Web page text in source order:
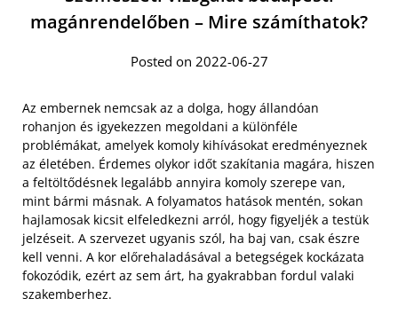
magánrendelőben – Mire számíthatok?
Posted on 2022-06-27
Az embernek nemcsak az a dolga, hogy állandóan
rohanjon és igyekezzen megoldani a különféle
problémákat, amelyek komoly kihívásokat eredményeznek
az életében. Érdemes olykor időt szakítania magára, hiszen
a feltöltődésnek legalább annyira komoly szerepe van,
mint bármi másnak. A folyamatos hatások mentén, sokan
hajlamosak kicsit elfeledkezni arról, hogy figyeljék a testük
jelzéseit. A szervezet ugyanis szól, ha baj van, csak észre
kell venni. A kor előrehaladásával a betegségek kockázata
fokozódik, ezért az sem árt, ha gyakrabban fordul valaki
szakemberhez.